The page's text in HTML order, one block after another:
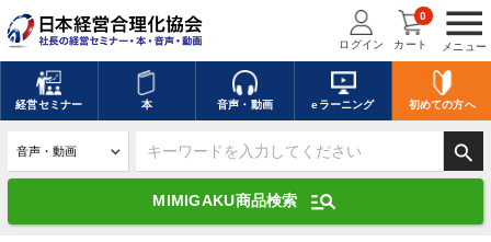
menu
メニュー
ログイン カート
0
経営セミナー 本 音声・動画 eラーニング 初めての方へ
search
MIMIGAKU商品検索 manage_search
キーワードを入力して探す
デジタル版対応のみ検索結果に表示する